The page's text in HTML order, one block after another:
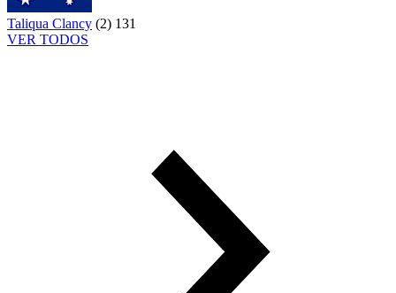
Taliqua Clancy (2) 131
VER TODOS